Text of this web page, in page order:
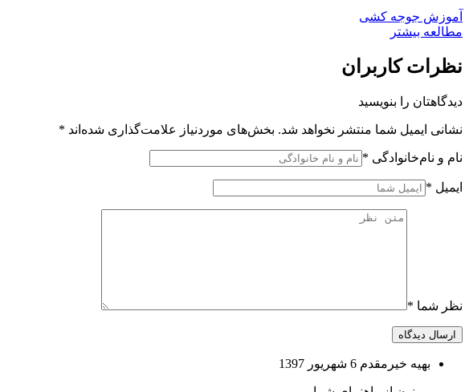
آموزش جوجه کشی
مطالعه بیشتر
نظرات کاربران
دیدگاهتان را بنویسید
نشانی ایمیل شما منتشر نخواهد شد. بخش‌های موردنیاز علامت‌گذاری شده‌اند *
نام و نام‌خانوادگی *
ایمیل *
نظر شما *
ارسال دیدگاه
بهیه خیرمقدم 6 شهریور 1397